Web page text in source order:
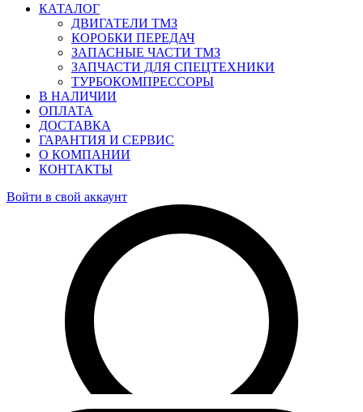
КАТАЛОГ
ДВИГАТЕЛИ ТМЗ
КОРОБКИ ПЕРЕДАЧ
ЗАПАСНЫЕ ЧАСТИ ТМЗ
ЗАПЧАСТИ ДЛЯ СПЕЦТЕХНИКИ
ТУРБОКОМПРЕССОРЫ
В НАЛИЧИИ
ОПЛАТА
ДОСТАВКА
ГАРАНТИЯ И СЕРВИС
О КОМПАНИИ
КОНТАКТЫ
Войти в свой аккаунт